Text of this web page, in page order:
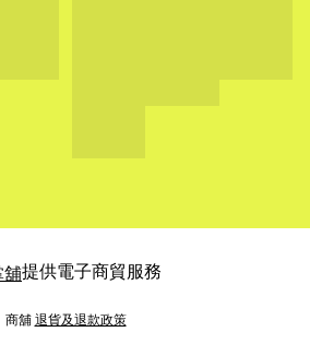
提供電子商貿服務
商舖 退貨及退款政策